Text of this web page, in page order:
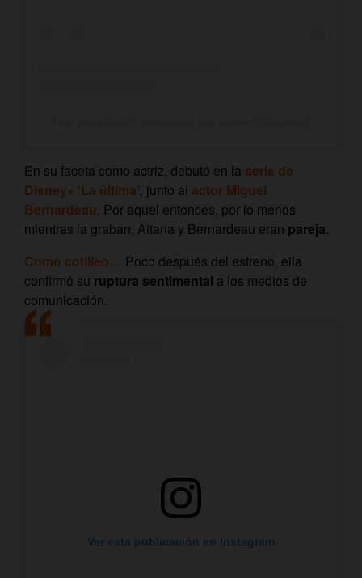
En su faceta como actriz, debutó en la serie de
Disney+ ‘La última’, junto al actor Miguel
Bernardeau. Por aquel entonces, por lo menos
mientras la graban, Aitana y Bernardeau eran pareja.
Como cotilleo… Poco después del estreno, ella
confirmó su ruptura sentimental a los medios de
comunicación.
Ver esta publicación en Instagram